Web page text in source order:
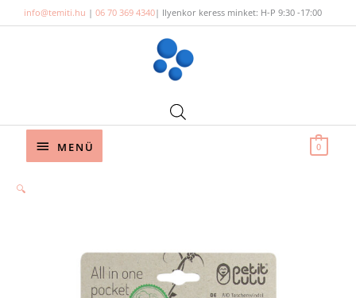
to
info@temiti.hu | 06 70 369 4340| Ilyenkor keress minket: H-P 9:30 -17:00
Below
MENÜ 0
🔍